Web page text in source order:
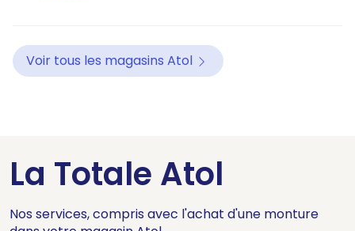
Voir tous les magasins Atol
La Totale Atol
Nos services, compris avec l'achat d'une monture